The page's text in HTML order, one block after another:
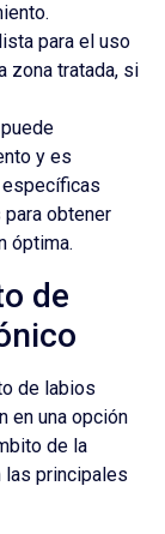
para el uso
zona tratada, si
y es
obtener
óptima.
de
de labios
en una opción
de la
las principales